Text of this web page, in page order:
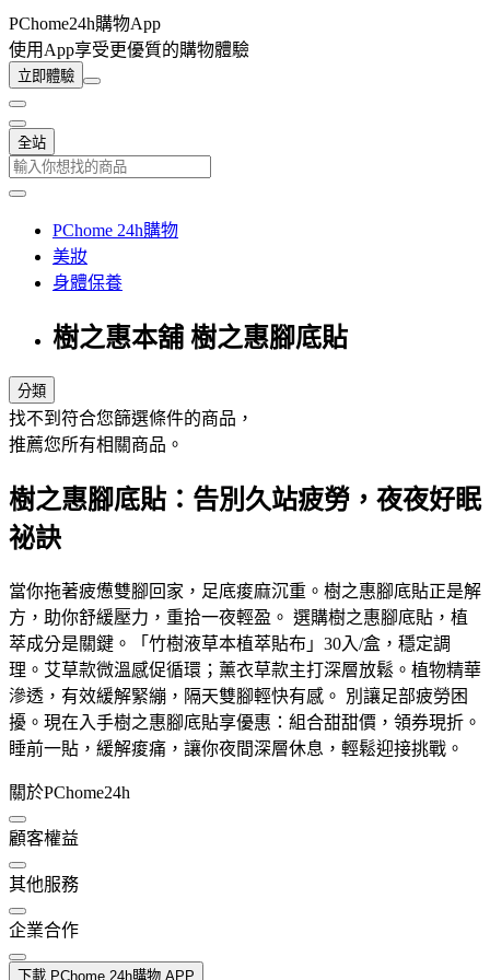
PChome24h購物App
使用App享受更優質的購物體驗
立即體驗
全站
PChome 24h購物
美妝
身體保養
樹之惠本舖 樹之惠腳底貼
分類
找不到符合您篩選條件的商品，
推薦您所有相關商品。
樹之惠腳底貼：告別久站疲勞，夜夜好眠
祕訣
當你拖著疲憊雙腳回家，足底痠麻沉重。樹之惠腳底貼正是解
方，助你舒緩壓力，重拾一夜輕盈。 選購樹之惠腳底貼，植
萃成分是關鍵。「竹樹液草本植萃貼布」30入/盒，穩定調
理。艾草款微溫感促循環；薰衣草款主打深層放鬆。植物精華
滲透，有效緩解緊繃，隔天雙腳輕快有感。 別讓足部疲勞困
擾。現在入手樹之惠腳底貼享優惠：組合甜甜價，領券現折。
睡前一貼，緩解痠痛，讓你夜間深層休息，輕鬆迎接挑戰。
關於PChome24h
顧客權益
其他服務
企業合作
下載 PChome 24h購物 APP